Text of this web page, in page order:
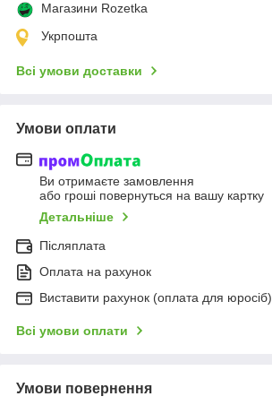
Магазини Rozetka
Укрпошта
Всі умови доставки
Умови оплати
Ви отримаєте замовлення
або гроші повернуться на вашу картку
Детальніше
Післяплата
Оплата на рахунок
Виставити рахунок (оплата для юросіб)
Всі умови оплати
Умови повернення